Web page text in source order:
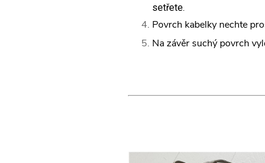
setřete.
Povrch kabelky nechte
Na závěr suchý povrch